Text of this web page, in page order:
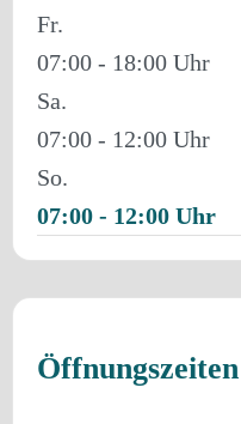
Fr.
07:00 - 18:00
Sa.
07:00 - 12:00
So.
07:00 - 12:00
Öffnungszeiten